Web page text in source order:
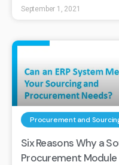
September 1, 2021
Procurement and
Six Reasons Why a
Procurement Module